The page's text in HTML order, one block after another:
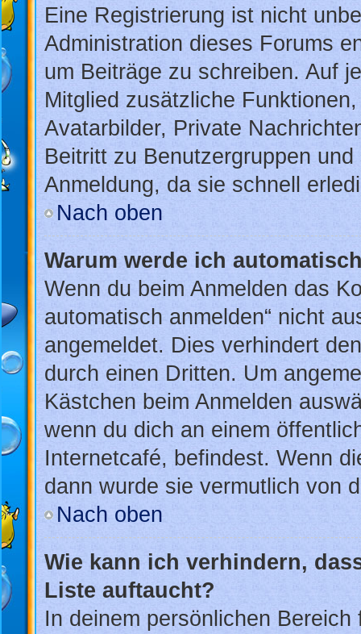
Eine Registrierung ist nicht
Administration dieses Forums
um Beiträge zu schreiben. Auf
Mitglied zusätzliche
Avatarbilder, Private
Beitritt zu Benutzergruppen
Anmeldung, da sie schnell
Nach oben
Warum werde ich
Wenn du beim Anmelden das
automatisch anmelden“ nicht
angemeldet. Dies verhindert
durch einen Dritten. Um
Kästchen beim Anmelden
wenn du dich an einem
Internetcafé, befindest. Wenn
dann wurde sie vermutlich von
Nach oben
Wie kann ich verhindern,
Liste auftaucht?
In deinem persönlichen